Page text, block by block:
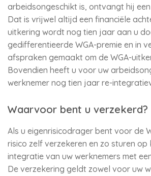
arbeidsongeschikt is, ontvangt hij
Dat is vrijwel altijd een financiële
uitkering wordt nog tien jaar aan u
gedifferentieerde WGA-premie en in
afspraken gemaakt om de WGA-
Bovendien heeft u voor uw
werknemer nog tien jaar re-
Waarvoor bent u verzekerd?
Als u eigenrisicodrager bent voor de
risico zelf verzekeren en zo sturen op
integratie van uw werknemers met
De verzekering geldt zowel voor uw